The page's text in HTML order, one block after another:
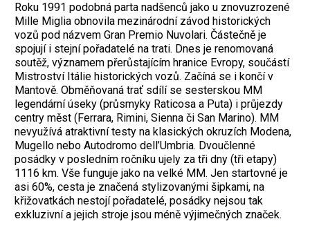
Roku 1991 podobná parta nadšenců jako u znovuzrozené
Mille Miglia obnovila mezinárodní závod historických
vozů pod názvem Gran Premio Nuvolari. Částečně je
spojují i stejní pořadatelé na trati. Dnes je renomovaná
soutěž, významem přerůstajícím hranice Evropy, součástí
Mistroství Itálie historických vozů. Začíná se i končí v
Mantově. Obměňovaná trať sdílí se sesterskou MM
legendární úseky (průsmyky Raticosa a Puta) i průjezdy
centry měst (Ferrara, Rimini, Sienna či San Marino). MM
nevyužívá atraktivní testy na klasických okruzích Modena,
Mugello nebo ­Autodromo dell’Umbria. Dvoučlenné
posádky v posledním ročníku ujely za tři dny (tři etapy)
1116 km. Vše funguje jako na velké MM. Jen startovné je
asi 60%, cesta je značená stylizovanými šipkami, na
křižovatkách nestojí pořadatelé, posádky nejsou tak
exkluzivní a jejich stroje jsou méně výjimečných značek.